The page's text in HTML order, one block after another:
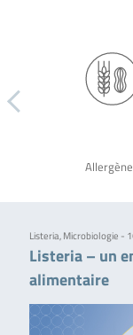
Listeria, Microbiologie -
Listeria – un
alimentaire